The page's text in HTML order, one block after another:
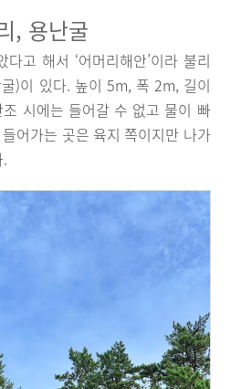
, 용난굴
고 해서 ‘어머리해안’이라 불리
)이 있다. 높이 5m, 폭 2m, 길이
시에는 들어갈 수 없고 물이 빠
어가는 곳은 육지 쪽이지만 나가